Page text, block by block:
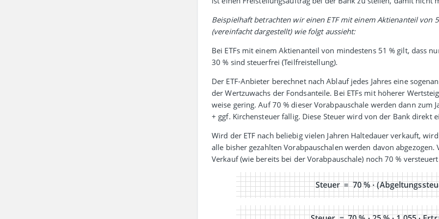
Beispielhaft betrachten wir einen ETF mit einem Aktien­anteil von
(vereinfacht dargestellt) wie folgt aussieht:
Bei ETFs mit einem Aktien­anteil von mindestens 51 % gilt, dass
30 % sind steuer­frei (Teilfreistellung).
Der ETF-Anbieter berechnet nach Ablauf jedes Jahres eine
der Wert­zu­wachs der Fonds­anteile. Bei ETFs mit höherer
weise gering. Auf 70 % dieser Vorab­pauschale werden dann zum
+ ggf. Kirchen­steuer fällig. Diese Steuer wird von der Bank direkt
Wird der ETF nach beliebig vielen Jahren Halte­dauer verkauft,
alle bisher gezahlten Vorab­pauschalen werden davon
Verkauf (wie bereits bei der Vorab­pauschale) noch 70 %
Steuer = 70 % ·